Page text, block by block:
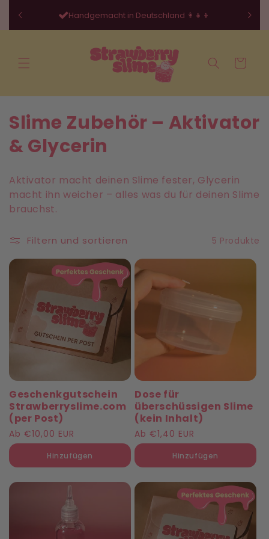
zum
Handgemacht in Deutschland 👩‍👧‍👦
Warenkorb
K
a
e
g
o
r
:
Slime Zubehör – Aktivator
& Glycerin
Aktivator macht deinen Slime fester, Glycerin
macht ihn weicher – alles was du für deinen Slime
brauchst.
Filtern und sortieren 5 Produkte
Geschenkgutschein
Strawberryslime.com
(per Post)
Normaler
Preis
Ab €10,00 EUR
Hinzufügen
Dose für
überschüssigen Slime
(kein Inhalt)
Normaler
Preis
Ab €1,40 EUR
Hinzufügen